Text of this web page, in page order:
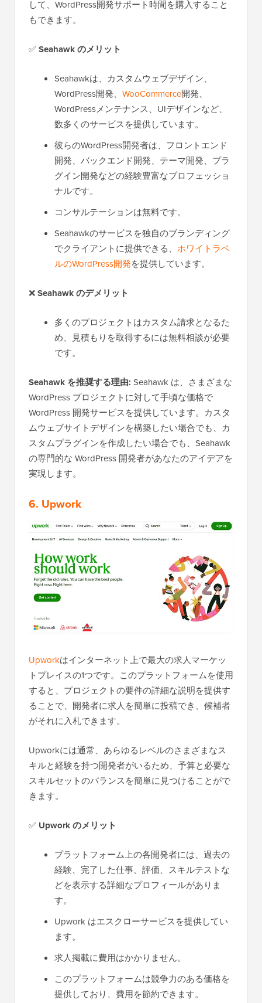
して、WordPress開発サポート時間を購入すること
もできます。
✅Seahawk のメリット
Seahawkは、カスタムウェブデザイン、
WordPress開発、 WooCommerce開発、
WordPressメンテナンス、UIデザインなど、
数多くのサービスを提供しています。
彼らのWordPress開発者は、フロントエンド
開発、バックエンド開発、テーマ開発、プラ
グイン開発などの経験豊富なプロフェッショ
ナルです。
コンサルテーションは無料です。
Seahawkのサービスを独自のブランディング
でクライアントに提供できる、 ホワイトラベ
ルのWordPress開発を提供しています。
❌Seahawk のデメリット
多くのプロジェクトはカスタム請求となるた
め、見積もりを取得するには無料相談が必要
です。
Seahawk を推奨する理由: Seahawk は、さまざまな
WordPress プロジェクトに対して手頃な価格で
WordPress 開発サービスを提供しています。カスタ
ムウェブサイトデザインを構築したい場合でも、カ
スタムプラグインを作成したい場合でも、Seahawk
の専門的な WordPress 開発者があなたのアイデアを
実現します。
6. Upwork
Upworkはインターネット上で最大の求人マーケッ
トプレイスの1つです。このプラットフォームを使用
すると、プロジェクトの要件の詳細な説明を提供す
ることで、開発者に求人を簡単に投稿でき、候補者
がそれに入札できます。
Upworkには通常、あらゆるレベルのさまざまなス
キルと経験を持つ開発者がいるため、予算と必要な
スキルセットのバランスを簡単に見つけることがで
きます。
✅ Upwork のメリット
プラットフォーム上の各開発者には、過去の
経験、完了した仕事、評価、スキルテストな
どを表示する詳細なプロフィールがありま
す。
Upwork はエスクローサービスを提供してい
ます。
求人掲載に費用はかかりません。
このプラットフォームは競争力のある価格を
提供しており、費用を節約できます。